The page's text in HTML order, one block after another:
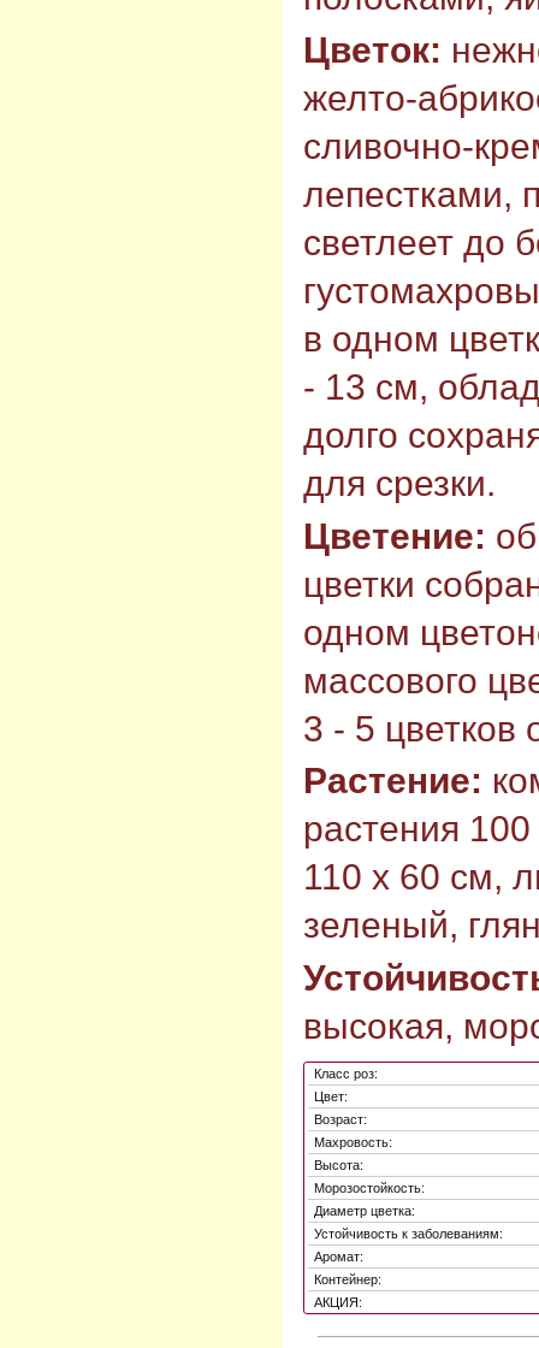
Цветок:
желто-
сливочно-
лепестками,
светлеет до
в одном
- 13 см,
долго
для срезки.
Цветение:
цветки
одном
массового
3 - 5 цветков
Растение:
растения
110 х 60 см,
зеленый,
высокая,
Класс роз:
Цвет:
Возраст:
Махровость:
Высота:
Морозостойкость:
Диаметр цветка:
Устойчивость к заболеваниям:
Аромат:
Контейнер:
АКЦИЯ: